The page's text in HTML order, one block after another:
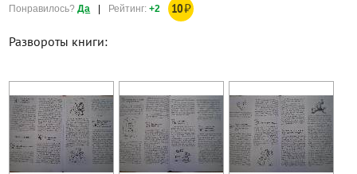
Понравилось?Да | Рейтинг:+2 10₽
Развороты книги: